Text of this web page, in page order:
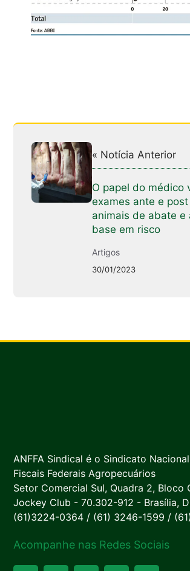
« Notícia Anterior
O papel do médico
exames ante e
animais de abate e
base em risco
Artigos
30/01/2023
ANFFA Sindical é o Sindicato
Fiscais Federais Agropecuários
Setor Comercial Sul, Quadra 2, Bloco
Jockey Club - 70.302-912 - Brasília,
(61)3224-0364 / (61) 3246-1599 /
Acompanhe nas Redes Sociais